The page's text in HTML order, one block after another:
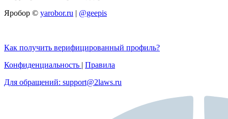
Яробор © yarobor.ru | @geepis
Как получить верифицированный профиль?
Конфиденциальность | Правила
Для обращений: support@2laws.ru